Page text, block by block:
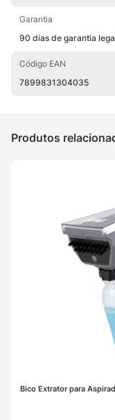
Garantia
90 dias de garantia
Código EAN
7899831304035
Produtos
Bico Extrator para